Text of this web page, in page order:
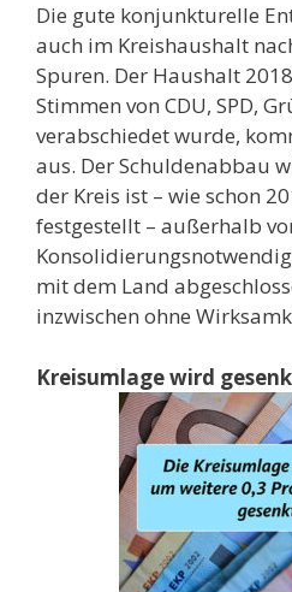
Die gute konjunkturelle
auch im Kreishaushalt
Spuren. Der Haushalt
Stimmen von CDU, SPD,
verabschiedet wurde,
aus. Der Schuldenabbau
der Kreis ist – wie schon
festgestellt – außerhalb
mit dem Land
inzwischen ohne
Kreisumlage wird